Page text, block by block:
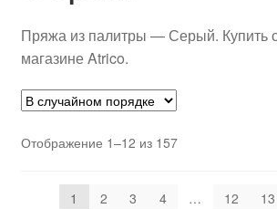
Корзина
Пряжа из палитры — Серый. Купить
магазине Atrico.
Отображение 1–12 из 157
1 2 3 4 … 12 13